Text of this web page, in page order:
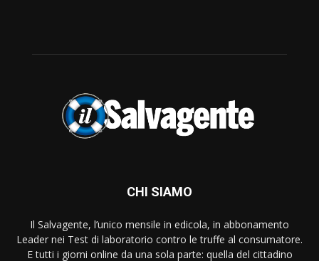
CHI SIAMO
Il Salvagente, l’unico mensile in edicola, in abbonamento
Leader nei Test di laboratorio contro le truffe al consumatore.
E tutti i giorni online da una sola parte: quella del cittadino